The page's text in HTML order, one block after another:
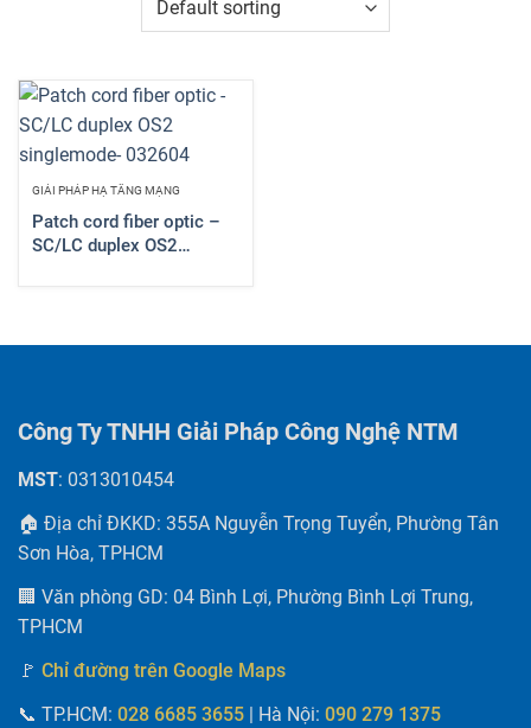
GIẢI PHÁP HẠ TẦNG MẠNG
Patch cord fiber optic –
SC/LC duplex OS2
Công Ty TNHH Giải Pháp Công Nghệ NTM
MST: 0313010454
🏠 Địa chỉ ĐKKD: 355A Nguyễn Trọng Tuyển, Phường Tân
Sơn Hòa, TPHCM
🏢 Văn phòng GD: 04 Bình Lợi, Phường Bình Lợi Trung,
TPHCM
🚩 Chỉ đường trên Google Maps
📞 TP.HCM: 028 6685 3655 | Hà Nội: 090 279 1375